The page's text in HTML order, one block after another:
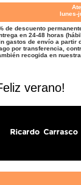
lunes-
de descuento
en 24-48 horas
gastos de envío a partir
por transferencia,
recogida en
verano!